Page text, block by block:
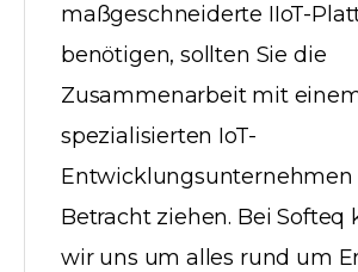
maßgeschneiderte IIoT-
benötigen, sollten Sie die
Zusammenarbeit mit
spezialisierten IoT-
Entwicklungsunternehmen
Betracht ziehen. Bei Softeq
wir uns um alles rund um